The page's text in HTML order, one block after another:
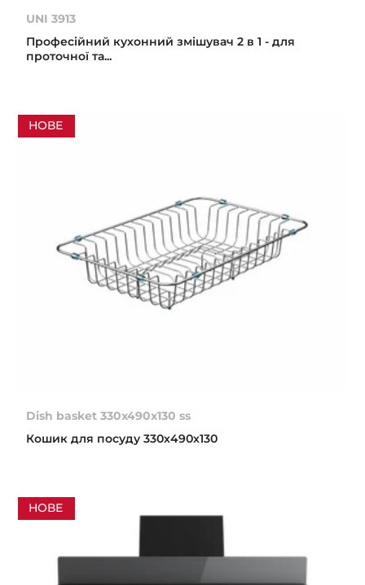
UNI 3913
Професійний кухонний змішувач 2 в 1 - для
проточної та...
НОВЕ
Dish basket 330x490x130 ss
Кошик для посуду 330х490х130
НОВЕ